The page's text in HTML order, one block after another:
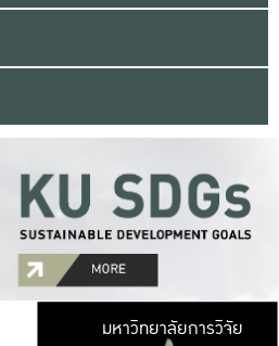
มหาวิ
มหาวิทยาลัยการวิจัย